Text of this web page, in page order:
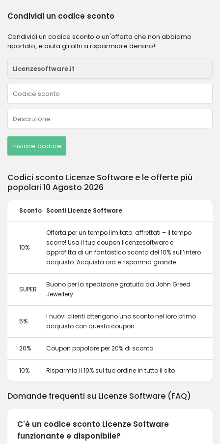
Condividi un codice sconto
Condividi un codice sconto o un'offerta che non abbiamo
riportato, e aiuta gli altri a risparmiare denaro!
Inviare codice
Codici sconto Licenze Software e le offerte più
popolari 10 Agosto 2026
Sconto Sconti Licenze Software
10%
Offerta per un tempo limitato: affrettati – il tempo
scorre! Usa il tuo coupon licenzesoftware e
approfitta di un fantastico sconto del 10% sull’intero
acquisto. Acquista ora e risparmia grande
SUPER
Buono per la spedizione gratuita da John Greed
Jewellery
5%
I nuovi clienti ottengono uno sconto nel loro primo
acquisto con questo coupon
20% Coupon popolare per 20% di sconto
10% Risparmia il 10% sul tuo ordine in tutto il sito
Domande frequenti su Licenze Software (FAQ)
C'è un codice sconto Licenze Software
funzionante e disponibile?